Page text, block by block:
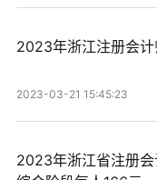
2023年浙江注册会
2023-03-21 15:45:23
2023年浙江省注册会